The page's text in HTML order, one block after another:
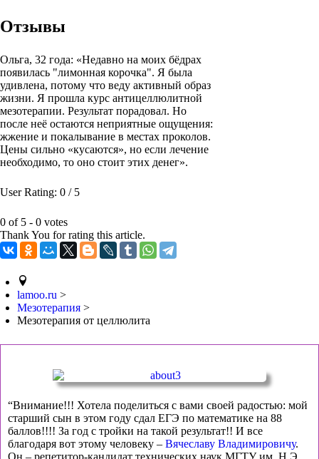
Отзывы
Ольга, 32 года: «Недавно на моих бёдрах
появилась "лимонная корочка". Я была
удивлена, потому что веду активный образ
жизни. Я прошла курс антицеллюлитной
мезотерапии. Результат порадовал. Но
после неё остаются неприятные ощущения:
жжение и покалывание в местах проколов.
Цены сильно «кусаются», но если лечение
необходимо, то оно стоит этих денег».
User Rating: 0 / 5
0 of 5 - 0 votes
Thank You for rating this article.
lamoo.ru >
Мезотерапия >
Мезотерапия от целлюлита
“Внимание!!! Хотела поделиться с вами своей радостью: мой
старший сын в этом году сдал ЕГЭ по математике на 88
баллов!!!! За год с тройки на такой результат!! И все
благодаря вот этому человеку – Вячеславу Владимировичу.
Он – репетитор-кандидат технических наук МГТУ им. Н.Э.